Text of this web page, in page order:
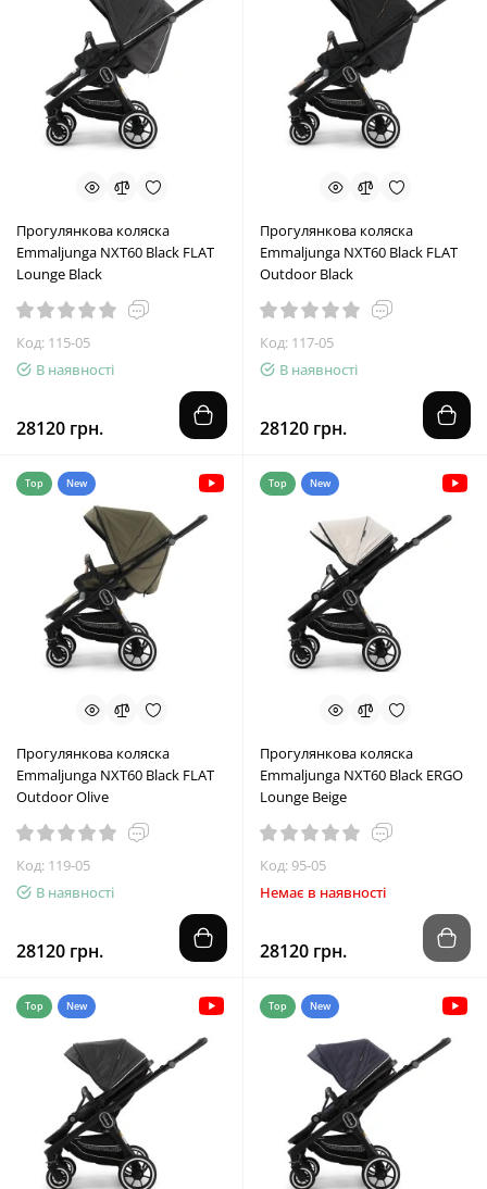
Прогулянкова коляска
Emmaljunga NXT60 Black FLAT
Lounge Black
Код: 115-05
В наявності
28120 грн.
Прогулянкова коляска
Emmaljunga NXT60 Black FLAT
Outdoor Black
Код: 117-05
В наявності
28120 грн.
Top New
Прогулянкова коляска
Emmaljunga NXT60 Black FLAT
Outdoor Olive
Код: 119-05
В наявності
28120 грн.
Top New
Прогулянкова коляска
Emmaljunga NXT60 Black ERGO
Lounge Beige
Код: 95-05
Немає в наявності
28120 грн.
Top New Top New